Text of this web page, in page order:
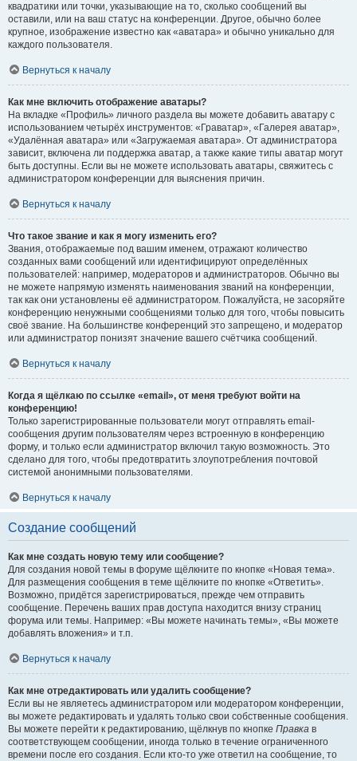
квадратики или точки, указывающие на то, сколько сообщений вы
оставили, или на ваш статус на конференции. Другое, обычно более
крупное, изображение известно как «аватара» и обычно уникально для
каждого пользователя.
Вернуться к началу
Как мне включить отображение аватары?
На вкладке «Профиль» личного раздела вы можете добавить аватару с
использованием четырёх инструментов: «Граватар», «Галерея аватар»,
«Удалённая аватара» или «Загружаемая аватара». От администратора
зависит, включена ли поддержка аватар, а также какие типы аватар могут
быть доступны. Если вы не можете использовать аватары, свяжитесь с
администратором конференции для выяснения причин.
Вернуться к началу
Что такое звание и как я могу изменить его?
Звания, отображаемые под вашим именем, отражают количество
созданных вами сообщений или идентифицируют определённых
пользователей: например, модераторов и администраторов. Обычно вы
не можете напрямую изменять наименования званий на конференции,
так как они установлены её администратором. Пожалуйста, не засоряйте
конференцию ненужными сообщениями только для того, чтобы повысить
своё звание. На большинстве конференций это запрещено, и модератор
или администратор понизят значение вашего счётчика сообщений.
Вернуться к началу
Когда я щёлкаю по ссылке «email», от меня требуют войти на
конференцию!
Только зарегистрированные пользователи могут отправлять email-
сообщения другим пользователям через встроенную в конференцию
форму, и только если администратор включил такую возможность. Это
сделано для того, чтобы предотвратить злоупотребления почтовой
системой анонимными пользователями.
Вернуться к началу
Создание сообщений
Как мне создать новую тему или сообщение?
Для создания новой темы в форуме щёлкните по кнопке «Новая тема».
Для размещения сообщения в теме щёлкните по кнопке «Ответить».
Возможно, придётся зарегистрироваться, прежде чем отправить
сообщение. Перечень ваших прав доступа находится внизу страниц
форума или темы. Например: «Вы можете начинать темы», «Вы можете
добавлять вложения» и т.п.
Вернуться к началу
Как мне отредактировать или удалить сообщение?
Если вы не являетесь администратором или модератором конференции,
вы можете редактировать и удалять только свои собственные сообщения.
Вы можете перейти к редактированию, щёлкнув по кнопке Правка в
соответствующем сообщении, иногда только в течение ограниченного
времени после его создания. Если кто-то уже ответил на сообщение, то